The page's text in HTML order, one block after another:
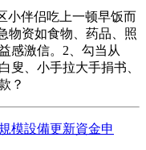
伴侣吃上一顿早饭而
物资如食物、药品、照
感激信。2、勾当从
叟、小手拉大手捐书、
？
模設備更新資金申